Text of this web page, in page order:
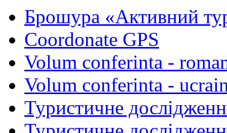
Брошура «Активний
Coordonate GPS
Volum conferinta -
Volum conferinta -
Туристичне